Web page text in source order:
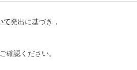
て発出に基づき，
確認ください。